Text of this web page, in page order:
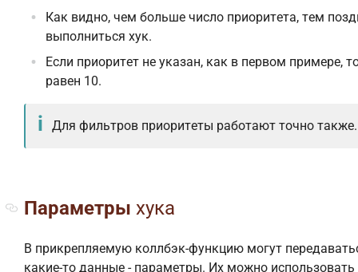
Как видно, чем больше число приоритета, тем
выполниться хук.
Если приоритет не указан, как в первом примере,
равен 10.
Для фильтров приоритеты работают точно также.
Параметры хука
В прикрепляемую коллбэк-функцию могут
какие-то данные - параметры. Их можно использовать